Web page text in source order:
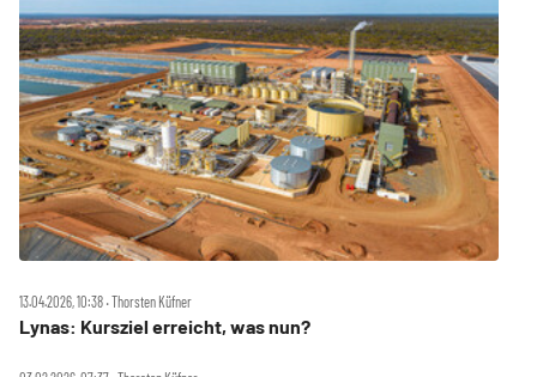
13.04.2026, 10:38 ‧ Thorsten Küfner
Lynas: Kursziel erreicht, was nun?